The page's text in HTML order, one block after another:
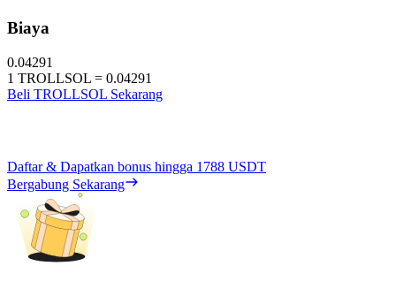
Biaya
0.04291
1 TROLLSOL = 0.04291
Beli TROLLSOL Sekarang
Daftar & Dapatkan bonus hingga 1788 USDT
Bergabung Sekarang